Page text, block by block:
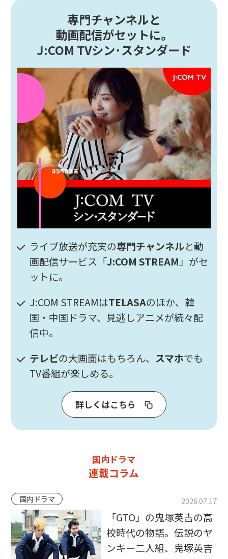
専門チャンネルと
動画配信がセットに。
J:COM TVシン･スタンダード
ライブ放送が充実の専門チャンネルと動
画配信サービス「J:COM STREAM 」がセ
ットに。
J:COM STREAMはTELASAのほか、韓
国・中国ドラマ、見逃しアニメが続々配
信中。
テレビの大画面はもちろん、 スマホでも
TV番組が楽しめる。
詳しくはこちら
国内ドラマ
連載コラム
国内ドラマ 2026.07.17
「GTO」の鬼塚英吉の高
校時代の物語。伝説のヤ
ンキー二人組、鬼塚英吉